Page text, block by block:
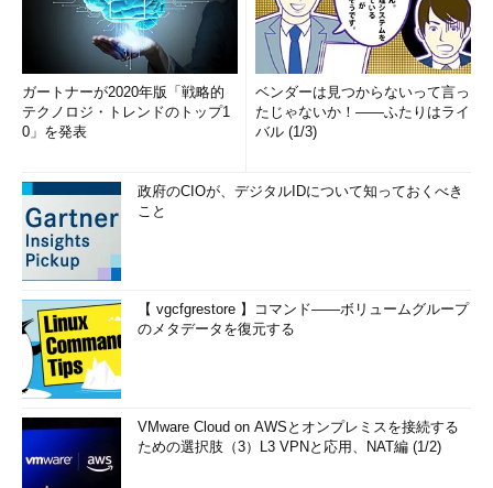
ガートナーが2020年版「戦略的
テクノロジ・トレンドのトップ1
0」を発表
ベンダーは見つからないって言っ
たじゃないか！――ふたりはライ
バル (1/3)
政府のCIOが、デジタルIDについて知っておくべき
こと
【 vgcfgrestore 】コマンド――ボリュームグループ
のメタデータを復元する
VMware Cloud on AWSとオンプレミスを接続する
ための選択肢（3）L3 VPNと応用、NAT編 (1/2)